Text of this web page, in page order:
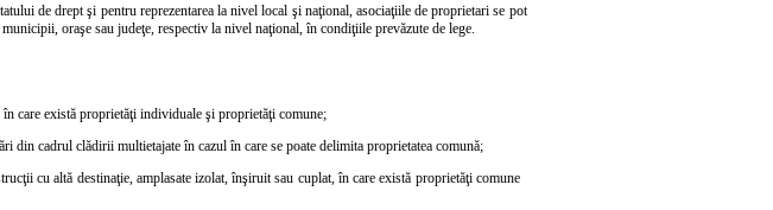
de drept şi pentru reprezentarea la nivel local şi naţional, asociaţiile de proprietari se pot
oraşe sau judeţe, respectiv la nivel naţional, în condiţiile prevăzute de lege.
care există proprietăţi individuale şi proprietăţi comune;
din cadrul clădirii multietajate în cazul în care se poate delimita proprietatea comună;
cu altă destinaţie, amplasate izolat, înşiruit sau cuplat, în care există proprietăţi comune